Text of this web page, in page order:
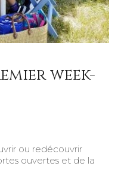
week-
ou redécouvrir
ouvertes et de la